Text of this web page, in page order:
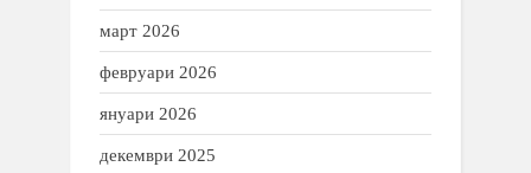
март 2026
февруари 2026
януари 2026
декември 2025